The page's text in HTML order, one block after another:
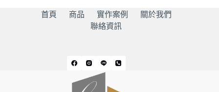
首頁 商品 實作案例
關於我們
聯絡資訊